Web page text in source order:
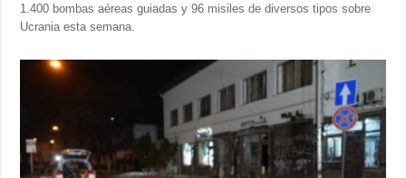
1.400 bombas aéreas guiadas y 96 misiles de diversos tipos sobre
Ucrania esta semana.